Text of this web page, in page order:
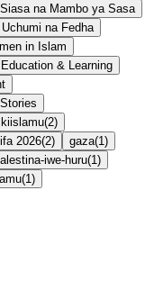
Siasa na Mambo ya Sasa
Uchumi na Fedha
in Islam
Education & Learning
(2)
2026(2) gaza(1 )
iwe-huru(1 )
(1 )